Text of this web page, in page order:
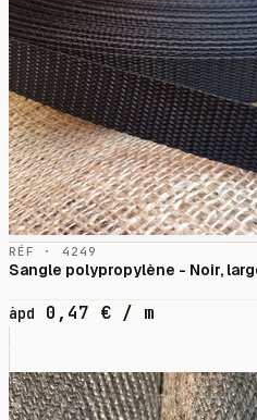
RÉF · 4249
Sangle polypropylène - Noir,
àpd 0,47 € / m